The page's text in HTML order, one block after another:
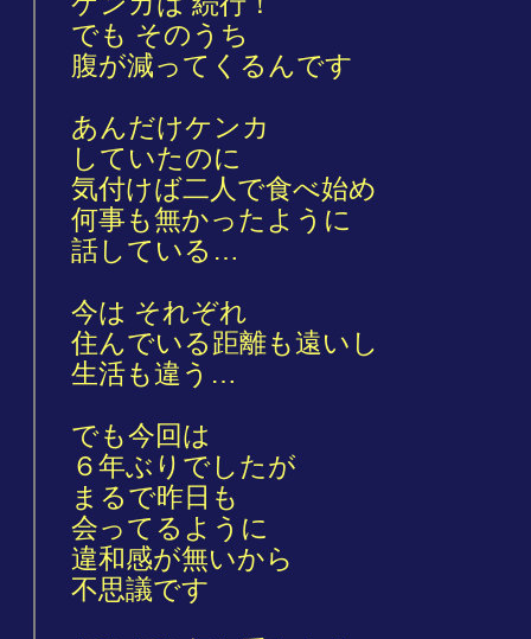
でも そのうち
腹が減ってくるんです
あんだけケンカ
していたのに
気付けば二人で食べ始め
何事も無かったように
話している…
今は それぞれ
住んでいる距離も遠いし
生活も違う…
でも今回は
６年ぶりでしたが
まるで昨日も
会ってるように
違和感が無いから
不思議です